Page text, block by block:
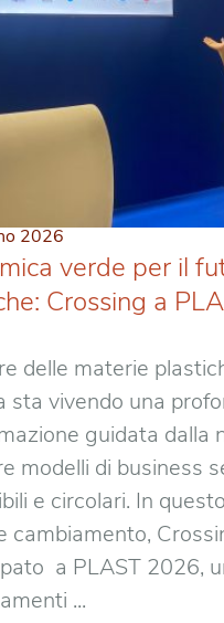
2026
verde per il
Crossing a
delle materie
sta vivendo una
guidata dalla
modelli di business
e circolari. In
cambiamento,
a PLAST 2026,
...